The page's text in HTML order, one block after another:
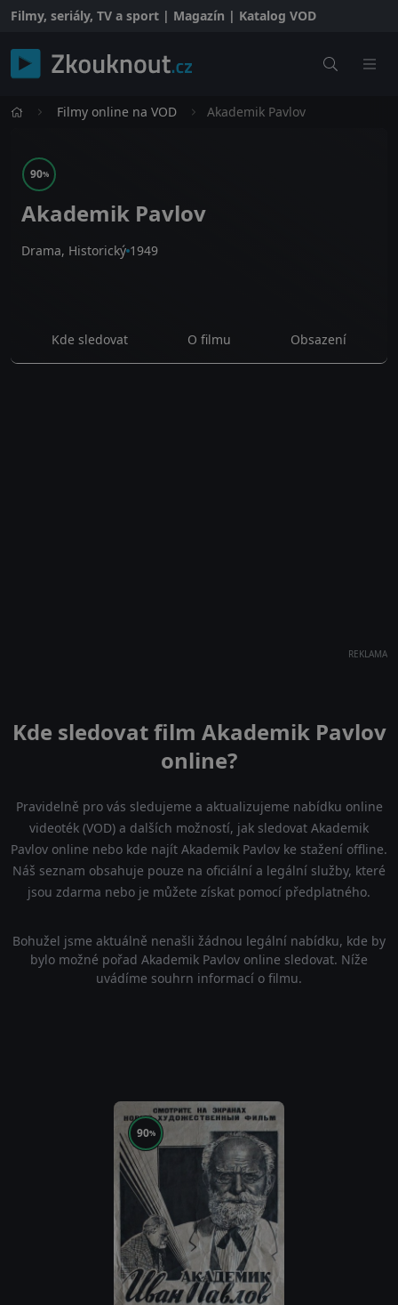
Filmy, seriály, TV a sport | Magazín | Katalog VOD
Filmy online na VOD Akademik Pavlov
90%
Akademik Pavlov
Drama, Historický 1949
Kde sledovat O filmu Obsazení
REKLAMA
Kde sledovat film Akademik Pavlov
online?
Pravidelně pro vás sledujeme a aktualizujeme nabídku online
videoték (VOD) a dalších možností, jak sledovat Akademik
Pavlov online nebo kde najít Akademik Pavlov ke stažení offline.
Náš seznam obsahuje pouze na oficiální a legální služby, které
jsou zdarma nebo je můžete získat pomocí předplatného.
Bohužel jsme aktuálně nenašli žádnou legální nabídku, kde by
bylo možné pořad Akademik Pavlov online sledovat. Níže
uvádíme souhrn informací o filmu.
90%